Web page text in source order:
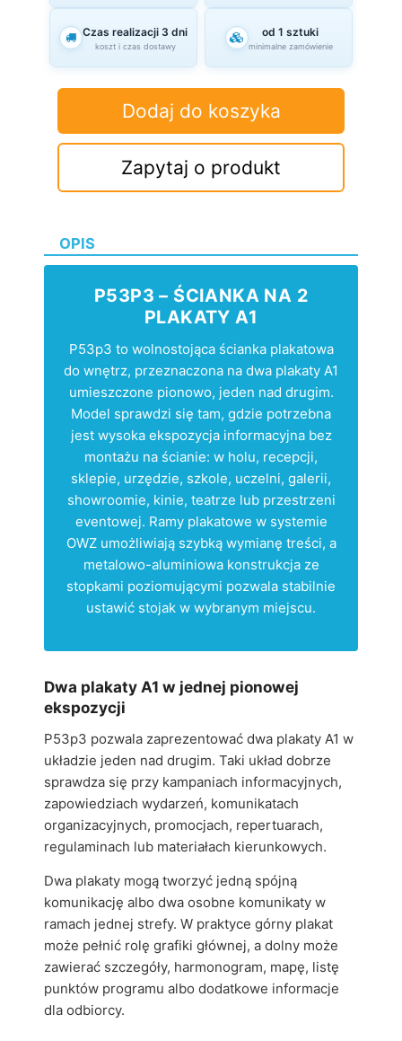
Czas realizacji 3 dni
koszt i czas dostawy
od 1 sztuki
minimalne zamówienie
Zapytaj o produkt
Dodaj do koszyka
OPIS
P53P3 – ŚCIANKA NA 2
PLAKATY A1
P53p3 to wolnostojąca ścianka plakatowa
do wnętrz, przeznaczona na dwa plakaty A1
umieszczone pionowo, jeden nad drugim.
Model sprawdzi się tam, gdzie potrzebna
jest wysoka ekspozycja informacyjna bez
montażu na ścianie: w holu, recepcji,
sklepie, urzędzie, szkole, uczelni, galerii,
showroomie, kinie, teatrze lub przestrzeni
eventowej. Ramy plakatowe w systemie
OWZ umożliwiają szybką wymianę treści, a
metalowo-aluminiowa konstrukcja ze
stopkami poziomującymi pozwala stabilnie
ustawić stojak w wybranym miejscu.
Dwa plakaty A1 w jednej pionowej
ekspozycji
P53p3 pozwala zaprezentować dwa plakaty A1 w
układzie jeden nad drugim. Taki układ dobrze
sprawdza się przy kampaniach informacyjnych,
zapowiedziach wydarzeń, komunikatach
organizacyjnych, promocjach, repertuarach,
regulaminach lub materiałach kierunkowych.
Dwa plakaty mogą tworzyć jedną spójną
komunikację albo dwa osobne komunikaty w
ramach jednej strefy. W praktyce górny plakat
może pełnić rolę grafiki głównej, a dolny może
zawierać szczegóły, harmonogram, mapę, listę
punktów programu albo dodatkowe informacje
dla odbiorcy.